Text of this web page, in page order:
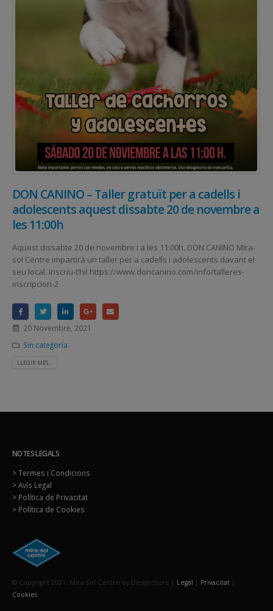
DON CANINO – Taller gratuït per a cadells i
adolescents aquest dissabte 20 de novembre a
les 11:00h
Aquest dissabte 20 de novembre i a les 11:00h, DON CANINO Mira-
sol Centre impartirà un taller per a cadells i adolescents davant el
seu local. Inscriu-t’hi! https://www.doncanino.com/info/talleres-
inscripcion-2
20 Novembre, 2021
Sin categoría
LLEGIR MÉS...
NOTES LEGALS
> Termes i Condicions
> Avís Legal
> Política de Privacitat
> Política de Cookies
© Copyright 2021. Mira-Sol Centre by DesignStore | Legal | Privacitat |
Cookies